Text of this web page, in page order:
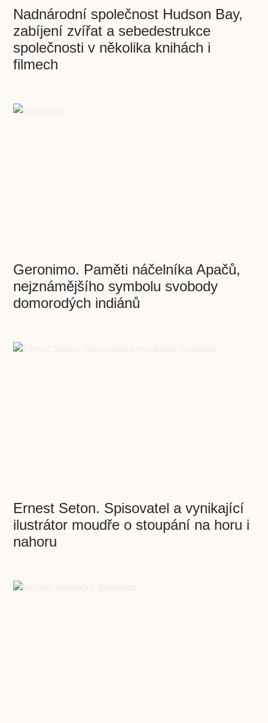
Nadnárodní společnost Hudson Bay,
zabíjení zvířat a sebedestrukce
společnosti v několika knihách i
filmech
Geronimo. Paměti náčelníka Apačů,
nejznámějšího symbolu svobody
domorodých indiánů
Ernest Seton. Spisovatel a vynikající
ilustrátor moudře o stoupání na horu i
nahoru